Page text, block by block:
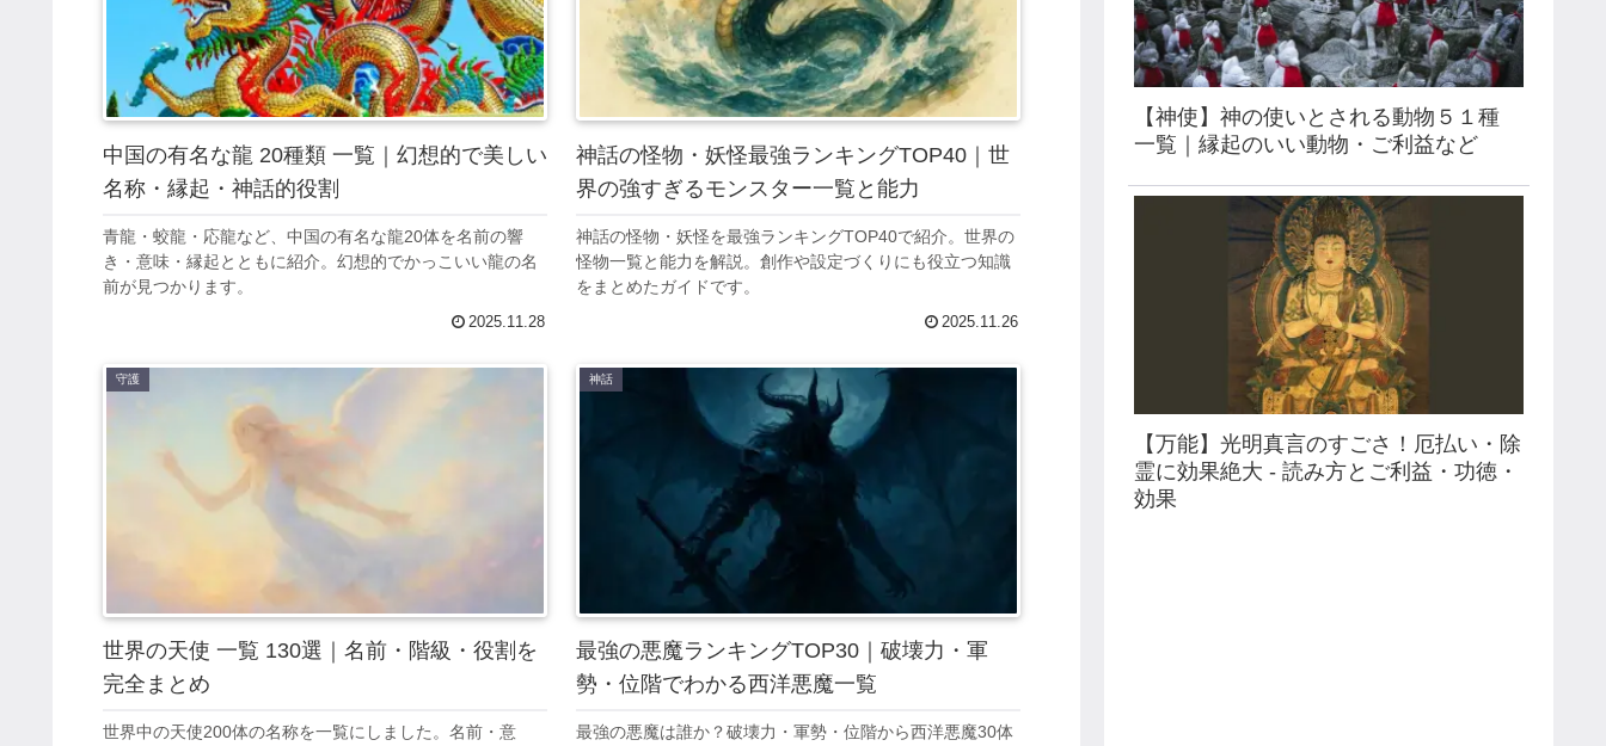
中国の有名な龍 20種類 一覧｜幻想的で美しい
名称・縁起・神話的役割
青龍・蛟龍・応龍など、中国の有名な龍20体を名前の響
き・意味・縁起とともに紹介。幻想的でかっこいい龍の名
前が見つかります。
2025.11.28
神話の怪物・妖怪最強ランキングTOP40｜世
界の強すぎるモンスター一覧と能力
神話の怪物・妖怪を最強ランキングTOP40で紹介。世界の
怪物一覧と能力を解説。創作や設定づくりにも役立つ知識
をまとめたガイドです。
2025.11.26
守護
世界の天使 一覧 130選｜名前・階級・役割を
完全まとめ
世界中の天使200体の名称を一覧にしました。名前・意
神話
最強の悪魔ランキングTOP30｜破壊力・軍
勢・位階でわかる西洋悪魔一覧
最強の悪魔は誰か？破壊力・軍勢・位階から西洋悪魔30体
【神使】神の使いとされる動物５１種
一覧｜縁起のいい動物・ご利益など
【万能】光明真言のすごさ！厄払い・除
霊に効果絶大 - 読み方とご利益・功徳・
効果